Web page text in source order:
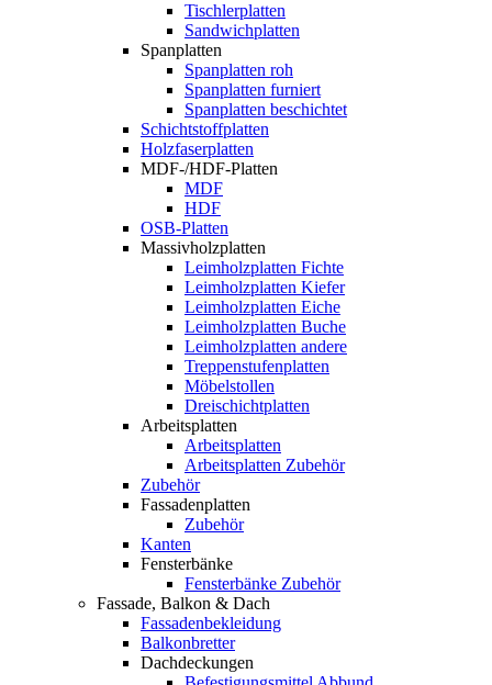
Tischlerplatten
Sandwichplatten
Spanplatten
Spanplatten roh
Spanplatten furniert
Spanplatten beschichtet
Schichtstoffplatten
Holzfaserplatten
MDF-/HDF-Platten
MDF
HDF
OSB-Platten
Massivholzplatten
Leimholzplatten Fichte
Leimholzplatten Kiefer
Leimholzplatten Eiche
Leimholzplatten Buche
Leimholzplatten andere
Treppenstufenplatten
Möbelstollen
Dreischichtplatten
Arbeitsplatten
Arbeitsplatten
Arbeitsplatten Zubehör
Zubehör
Fassadenplatten
Zubehör
Kanten
Fensterbänke
Fensterbänke Zubehör
Fassade, Balkon & Dach
Fassadenbekleidung
Balkonbretter
Dachdeckungen